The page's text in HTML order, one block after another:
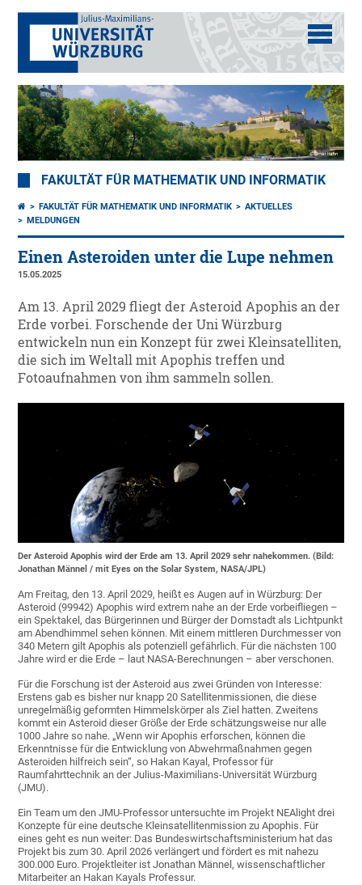
FAKULTÄT FÜR MATHEMATIK UND INFORMATIK
FAKULTÄT FÜR MATHEMATIK UND INFORMATIK
AKTUELLES
MELDUNGEN
Einen Asteroiden unter die Lupe nehmen
15.05.2025
Am 13. April 2029 fliegt der Asteroid Apophis an der
Erde vorbei. Forschende der Uni Würzburg
entwickeln nun ein Konzept für zwei Kleinsatelliten,
die sich im Weltall mit Apophis treffen und
Fotoaufnahmen von ihm sammeln sollen.
Der Asteroid Apophis wird der Erde am 13. April 2029 sehr nahekommen. (Bild:
Jonathan Männel / mit Eyes on the Solar System, NASA/JPL)
Am Freitag, den 13. April 2029, heißt es Augen auf in Würzburg: Der
Asteroid (99942) Apophis wird extrem nahe an der Erde vorbeifliegen –
ein Spektakel, das Bürgerinnen und Bürger der Domstadt als Lichtpunkt
am Abendhimmel sehen können. Mit einem mittleren Durchmesser von
340 Metern gilt Apophis als potenziell gefährlich. Für die nächsten 100
Jahre wird er die Erde – laut NASA-Berechnungen – aber verschonen.
Für die Forschung ist der Asteroid aus zwei Gründen von Interesse:
Erstens gab es bisher nur knapp 20 Satellitenmissionen, die diese
unregelmäßig geformten Himmelskörper als Ziel hatten. Zweitens
kommt ein Asteroid dieser Größe der Erde schätzungsweise nur alle
1000 Jahre so nahe. „Wenn wir Apophis erforschen, können die
Erkenntnisse für die Entwicklung von Abwehrmaßnahmen gegen
Asteroiden hilfreich sein“, so Hakan Kayal, Professor für
Raumfahrttechnik an der Julius-Maximilians-Universität Würzburg
(JMU).
Ein Team um den JMU-Professor untersuchte im Projekt NEAlight drei
Konzepte für eine deutsche Kleinsatellitenmission zu Apophis. Für
eines geht es nun weiter: Das Bundeswirtschaftsministerium hat das
Projekt bis zum 30. April 2026 verlängert und fördert es mit nahezu
300.000 Euro. Projektleiter ist Jonathan Männel, wissenschaftlicher
Mitarbeiter an Hakan Kayals Professur.